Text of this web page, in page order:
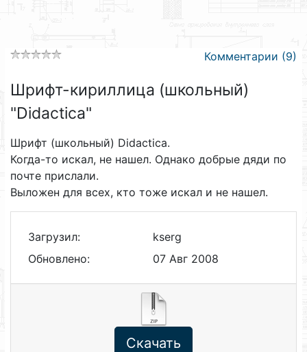
Комментарии (9)
Шрифт-кириллица (школьный)
"Didactica"
Шрифт (школьный) Didactica.
Когда-то искал, не нашел. Однако добрые дяди по
почте прислали.
Выложен для всех, кто тоже искал и не нашел.
Загрузил:
kserg
Обновлено:
07 Авг 2008
Скачать